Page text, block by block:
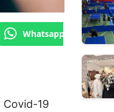
Whatsapp'tan Gönder
Covid-19